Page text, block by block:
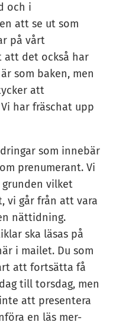
och i
att se ut som
på vårt
att det också har
som baken, men
att
har fräschat upp
som innebär
prenumerant. Vi
vilket
vi går från att vara
nättidning.
ska läsas på
i mailet. Du som
att fortsätta få
till torsdag, men
att presentera
en läs mer-